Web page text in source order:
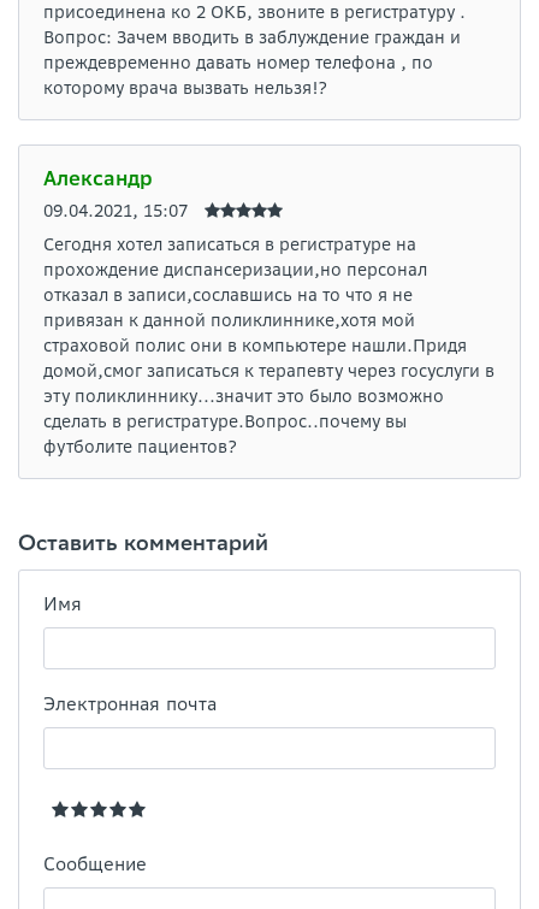
присоединена ко 2 ОКБ, звоните в регистратуру .
Вопрос: Зачем вводить в заблуждение граждан и
преждевременно давать номер телефона , по
которому врача вызвать нельзя!?
Александр
09.04.2021, 15:07
Сегодня хотел записаться в регистратуре на
прохождение диспансеризации,но персонал
отказал в записи,сославшись на то что я не
привязан к данной поликлиннике,хотя мой
страховой полис они в компьютере нашли.Придя
домой,смог записаться к терапевту через госуслуги в
эту поликлиннику...значит это было возможно
сделать в регистратуре.Вопрос..почему вы
футболите пациентов?
Оставить комментарий
Имя
Электронная почта
Сообщение